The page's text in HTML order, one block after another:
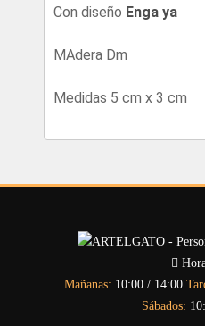
Con diseño Enga ya
MAdera Dm
Medidas 5 cm x 3 cm
Mañanas: 10:00 / 14:00
Sábados: